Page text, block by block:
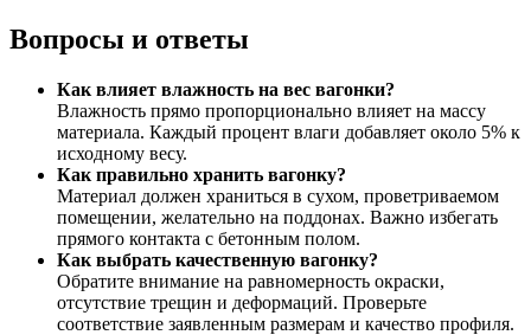
Вопросы и ответы
Как влияет влажность на вес вагонки?
Влажность прямо пропорционально влияет на массу
материала. Каждый процент влаги добавляет около 5% к
исходному весу.
Как правильно хранить вагонку?
Материал должен храниться в сухом, проветриваемом
помещении, желательно на поддонах. Важно избегать
прямого контакта с бетонным полом.
Как выбрать качественную вагонку?
Обратите внимание на равномерность окраски,
отсутствие трещин и деформаций. Проверьте
соответствие заявленным размерам и качество профиля.